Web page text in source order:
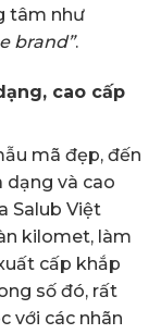
tâm như
brand”.
cao cấp
mã đẹp, đến
dạng và cao
Salub Việt
kilomet, làm
cấp khắp
số đó, rất
với các nhãn